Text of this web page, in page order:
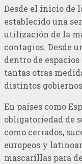
Desde el inicio de
establecido una
utilización de la
contagios. Desde
dentro de
tantas otras
distintos
En países como
obligatoriedad de
como cerrados,
europeos y
mascarillas para